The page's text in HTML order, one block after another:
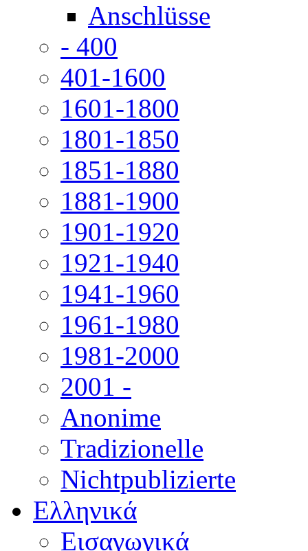
Anschlüsse
- 400
401-1600
1601-1800
1801-1850
1851-1880
1881-1900
1901-1920
1921-1940
1941-1960
1961-1980
1981-2000
2001 -
Anonime
Tradizionelle
Nichtpublizierte
Ελληνικά
Εισαγωγικά